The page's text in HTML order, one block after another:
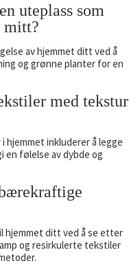
uteplass som
mitt?
av hjemmet ditt ved å
og grønne planter for en
med tekstur
hjemmet inkluderer å legge
en følelse av dybde og
hjemmet ditt ved å se etter
og resirkulerte tekstiler